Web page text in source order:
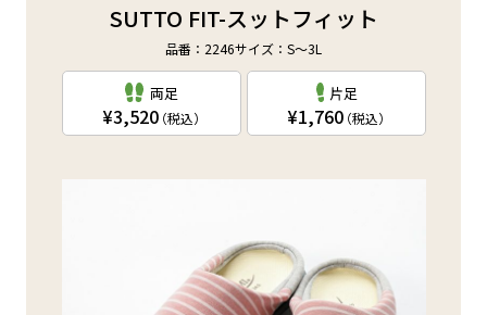
SUTTO FIT-スットフィット
品番：2246サイズ：S～3L
両足
3,520 （税込）
片足
1,760 （税込）